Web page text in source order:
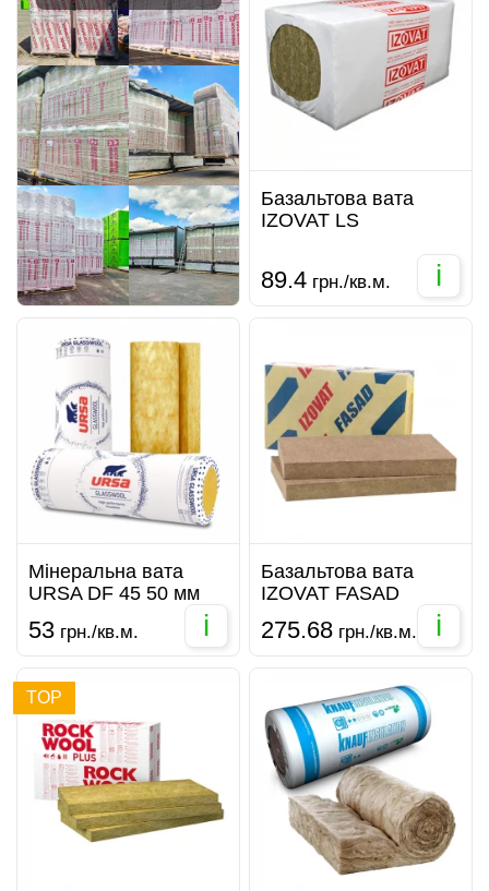
Базальтова вата
IZOVAT LS
89.4 грн./кв.м. i
Мінеральна вата
URSA DF 45 50 мм
53 грн./кв.м. i
Базальтова вата
IZOVAT FASAD
275.68 грн./кв.м. i
TOP